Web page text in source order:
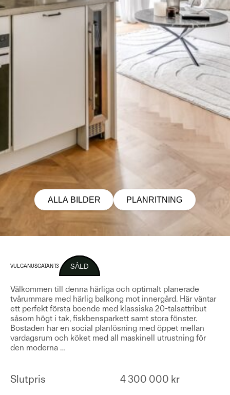
ALLA BILDER PLANRITNING
VULCANUSGATAN 13 SÅLD
Välkommen till denna härliga och optimalt planerade
tvårummare med härlig balkong mot innergård. Här väntar
ett perfekt första boende med klassiska 20-talsattribut
såsom högt i tak, fiskbensparkett samt stora fönster.
Bostaden har en social planlösning med öppet mellan
vardagsrum och köket med all maskinell utrustning för
den moderna …
Slutpris 4 300 000 kr